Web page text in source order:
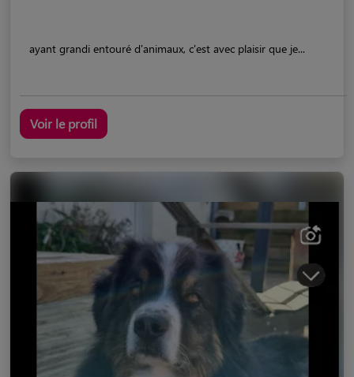
ayant grandi entouré d'animaux, c'est avec plaisir que je...
Voir le profil